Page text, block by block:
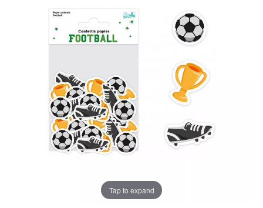
Tap to expand